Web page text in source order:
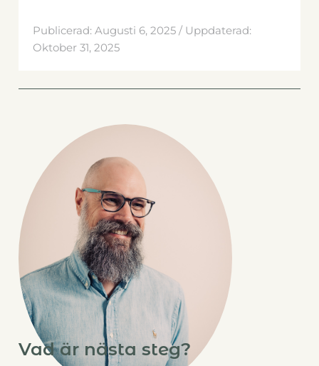
Publicerad: Augusti 6, 2025 / Uppdaterad:
Oktober 31, 2025
Vad är nästa steg?